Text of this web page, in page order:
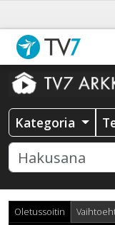
Kategoria
Oletussoitin